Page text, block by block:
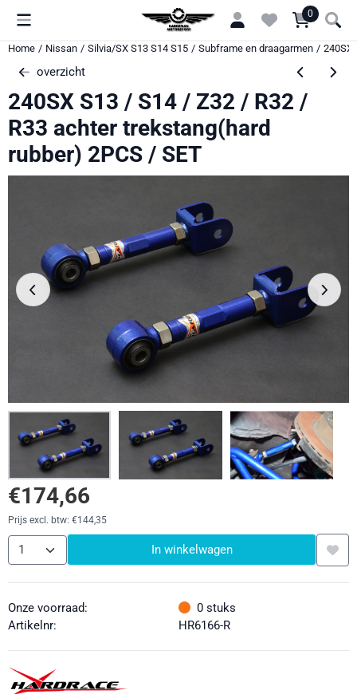
Cookievoorkeuren zijn momenteel gesloten. 0
Home / Nissan / Silvia/SX S13 S14 S15 / Subframe en draagarmen / 240SX
overzicht
240SX S13 / S14 / Z32 / R32 /
R33 achter trekstang(hard
rubber) 2PCS / SET
€174,66
Prijs excl. btw: €144,35
Aantal In winkelwagen
Onze voorraad: 0 stuks
Artikelnr:
HR6166-R